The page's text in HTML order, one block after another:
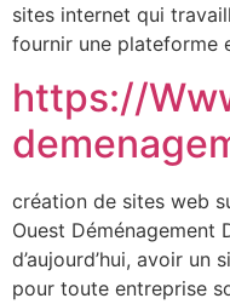
sites internet qui
fournir une plateforme
https://
création de sites web
Ouest Déménagement
d’aujourd’hui, avoir un
pour toute entreprise